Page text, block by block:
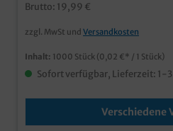
ab 30.000 Tüten auch einen
Unternehmensdesign an.
Brutto: 19,99 €
zzgl. MwSt und Versandkosten
Inhalt: 1000 Stück (0,02 €* / 1 Stück)
Sofort verfügbar, Lieferzeit: 1-3
Verschiedene